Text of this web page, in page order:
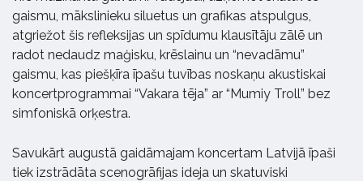
gaismu, mākslinieku siluetus un grafikas atspulgus,
atgriežot šis refleksijas un spīdumu klausītāju zālē un
radot nedaudz maģisku, krēslainu un “nevadāmu”
gaismu, kas piešķīra īpašu tuvības noskaņu akustiskai
koncertprogrammai “Vakara tēja” ar “Mumiy Troll” bez
simfoniskā orķestra.
Savukārt augustā gaidāmajam koncertam Latvijā īpaši
tiek izstrādāta scenogrāfijas ideja un skatuviski